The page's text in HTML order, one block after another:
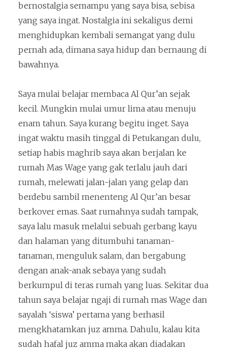
bernostalgia semampu yang saya bisa, sebisa
yang saya ingat. Nostalgia ini sekaligus demi
menghidupkan kembali semangat yang dulu
pernah ada, dimana saya hidup dan bernaung di
bawahnya.
Saya mulai belajar membaca Al Qur’an sejak
kecil. Mungkin mulai umur lima atau menuju
enam tahun. Saya kurang begitu inget. Saya
ingat waktu masih tinggal di Petukangan dulu,
setiap habis maghrib saya akan berjalan ke
rumah Mas Wage yang gak terlalu jauh dari
rumah, melewati jalan-jalan yang gelap dan
berdebu sambil menenteng Al Qur’an besar
berkover emas. Saat rumahnya sudah tampak,
saya lalu masuk melalui sebuah gerbang kayu
dan halaman yang ditumbuhi tanaman-
tanaman, menguluk salam, dan bergabung
dengan anak-anak sebaya yang sudah
berkumpul di teras rumah yang luas. Sekitar dua
tahun saya belajar ngaji di rumah mas Wage dan
sayalah ‘siswa’ pertama yang berhasil
mengkhatamkan juz amma. Dahulu, kalau kita
sudah hafal juz amma maka akan diadakan